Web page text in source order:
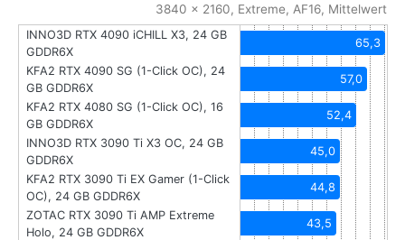
3840 x 2160, Extreme, AF16, Mittelwert
INNO3D RTX 4090 iCHILL X3, 24 GB
GDDR6X
65,3
KFA2 RTX 4090 SG (1-Click OC), 24
GB GDDR6X
57,0
KFA2 RTX 4080 SG (1-Click OC), 16
GB GDDR6X
52,4
INNO3D RTX 3090 Ti X3 OC, 24 GB
GDDR6X
45,0
KFA2 RTX 3090 Ti EX Gamer (1-Click
OC), 24 GB GDDR6X
44,8
ZOTAC RTX 3090 Ti AMP Extreme
Holo, 24 GB GDDR6X
43,5